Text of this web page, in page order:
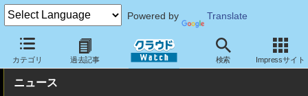
Powered by Translate
カテゴリ 過去記事 検索 Impressサイト
クラウド Watch ハード・インフラ ハードウェア CPU
ニュース